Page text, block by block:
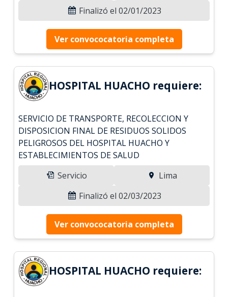
Finalizó el 02/01/2023
Ver convococatoria completa
HOSPITAL HUACHO requiere:
SERVICIO DE TRANSPORTE, RECOLECCION Y
DISPOSICION FINAL DE RESIDUOS SOLIDOS
PELIGROSOS DEL HOSPITAL HUACHO Y
ESTABLECIMIENTOS DE SALUD
Servicio
Lima
Finalizó el 02/03/2023
Ver convococatoria completa
HOSPITAL HUACHO requiere: